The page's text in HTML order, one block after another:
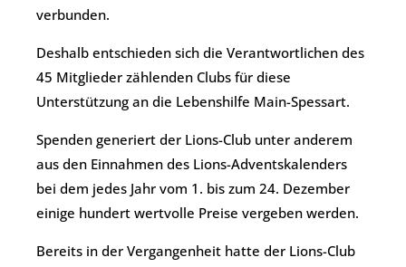
verbunden.
Deshalb entschieden sich die Verantwortlichen des
45 Mitglieder zählenden Clubs für diese
Unterstützung an die Lebenshilfe Main-Spessart.
Spenden generiert der Lions-Club unter anderem
aus den Einnahmen des Lions-Adventskalenders
bei dem jedes Jahr vom 1. bis zum 24. Dezember
einige hundert wertvolle Preise vergeben werden.
Bereits in der Vergangenheit hatte der Lions-Club